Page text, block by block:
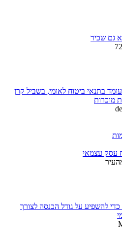
גם שכיר
בתנאי ביטוח לאומי, בשביל קרן
מוכרות
עסק עצמאי
להשפיע על גודל הכנסה לצורך